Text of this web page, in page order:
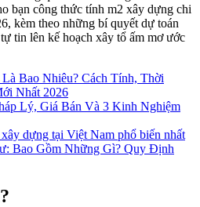
bạn công thức tính m2 xây dựng chi
kèm theo những bí quyết dự toán
tin lên kế hoạch xây tổ ấm mơ ước
Bao Nhiêu? Cách Tính, Thời
Nhất 2026
Lý, Giá Bán Và 3 Kinh Nghiệm
dựng tại Việt Nam phổ biến nhất
Bao Gồm Những Gì? Quy Định